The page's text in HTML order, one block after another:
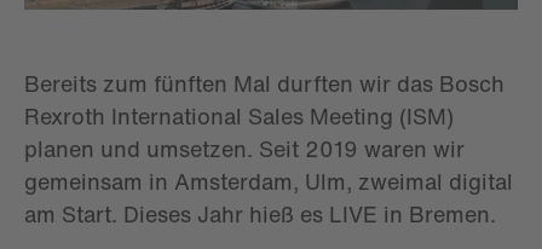
Bereits zum fünften Mal durften wir das Bosch
Rexroth International Sales Meeting (ISM)
planen und umsetzen. Seit 2019 waren wir
gemeinsam in Amsterdam, Ulm, zweimal digital
am Start. Dieses Jahr hieß es LIVE in Bremen.